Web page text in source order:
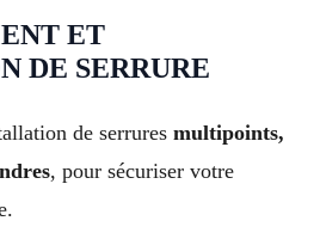
ET
DE SERRURE
de serrures multipoints,
, pour sécuriser votre